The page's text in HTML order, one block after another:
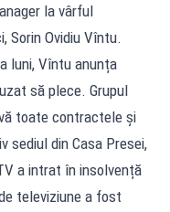
la vârful
Sorin Ovidiu Vîntu.
luni, Vîntu anunța
să plece. Grupul
toate contractele și
sediul din Casa Presei,
a intrat în insolvență
televiziune a fost